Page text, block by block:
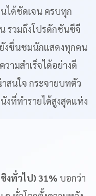
ได้ชัดเจน ครบทุก
รวมถึงโปรดักชันซีจี
งชื่นชมนักแสดงทุกคน
ามสำเร็จได้อย่างดี
สนใจ กระจายบทตัว
ที่ทำรายได้สูงสุดแห่ง
งทั่วไป) 31% บอกว่า